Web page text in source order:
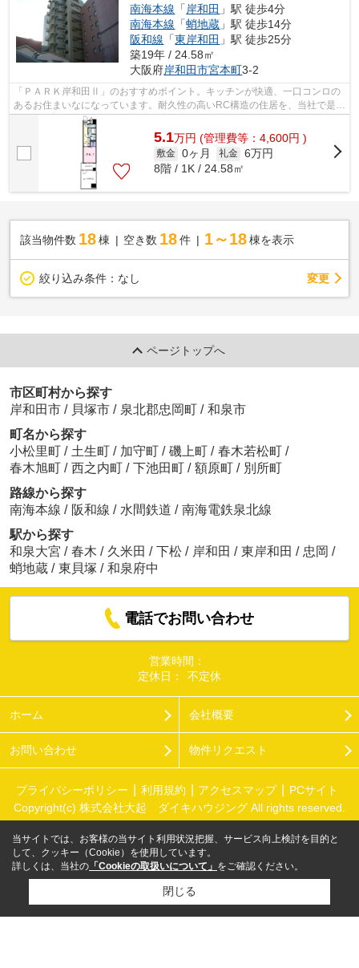
南海本線 「 岸和田 」駅 徒歩4分
南海本線 「蛸地蔵 」駅 徒歩14分
阪和線 「東岸和田 」駅 徒歩25分
築19年 / 24.58㎡
大阪府岸和田市宮本町3-2
「ＰＡＲＫ岸和田Ⅱ」のおすすめポイント。キッチンが快適、一口コンロの
あるお住まいなになっています。耐久性の高いRC構造の住居を、当社で是非
とも見つけて下さい。転居をお考えの方...
5.1万円 (管理費等：4,600円 )
敷金 0ヶ月 礼金 6万円
8階 / 1K / 24.58㎡
該当物件数 18棟 空き数 18 件 1～18 棟を表示
絞り込み条件： なし 変更
ページトップへ
市区町村から探す
岸和田市 / 貝塚市 / 泉北郡忠岡町 / 和泉市
町名から探す
小松里町 / 土生町 / 加守町 / 磯上町 / 春木若松町 /
春木旭町 / 西之内町 / 下池田町 / 額原町 / 別所町
路線から探す
南海本線 / 阪和線 / 水間鉄道 / 南海電鉄泉北線
駅から探す
和泉大宮 / 春木 / 久米田 / 下松 / 岸和田 / 東岸和田 / 忠岡 /
蛸地蔵 / 東貝塚 / 和泉府中
電話でお問い合わせ
営業時間：
定休日：
不定休
ホーム 会社概要
お問い合わせ 物件リクエスト
プライバシーポリシー 利用規約 アクセスマップ
PCサイト
Copyright(c) 株式会社大起 ダイキハウジング All rights reserved.
当サイトでは、お客様の当サイト利用状況把握、サービス向上検討を目的と
して、クッキー（Cookie）を使用しています。
詳しくは、当社の 「Cookieの取扱いについて」 をご確認ください。
閉じる